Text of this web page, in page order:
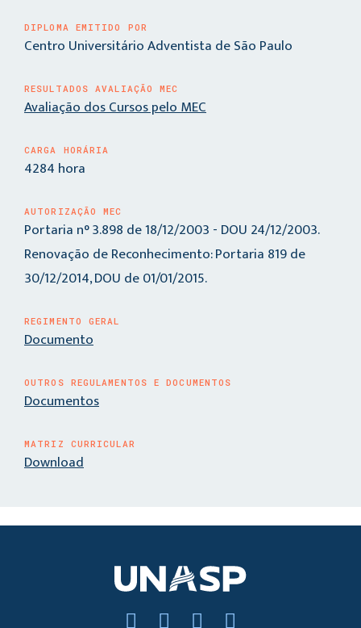
DIPLOMA EMITIDO POR
Centro Universitário Adventista de São Paulo
RESULTADOS AVALIAÇÃO MEC
Avaliação dos Cursos pelo MEC
CARGA HORÁRIA
4284 hora
AUTORIZAÇÃO MEC
Portaria n° 3.898 de 18/12/2003 - DOU 24/12/2003.
Renovação de Reconhecimento: Portaria 819 de
30/12/2014, DOU de 01/01/2015.
REGIMENTO GERAL
Documento
OUTROS REGULAMENTOS E DOCUMENTOS
Documentos
MATRIZ CURRICULAR
Download